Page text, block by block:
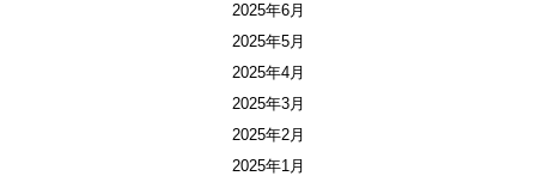
2025年6月
2025年5月
2025年4月
2025年3月
2025年2月
2025年1月